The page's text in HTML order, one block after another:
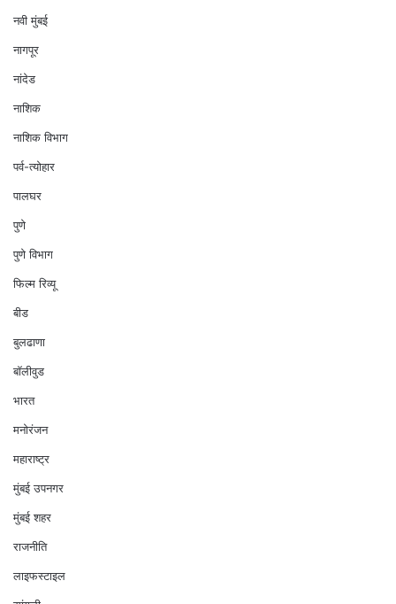
नवी मुंबई
नागपूर
नांदेड
नाशिक
नाशिक विभाग
पर्व-त्योहार
पालघर
पुणे
पुणे विभाग
फिल्म रिव्यू
बीड
बुलढाणा
बॉलीवुड
भारत
मनोरंजन
महाराष्ट्र
मुंबई उपनगर
मुंबई शहर
राजनीति
लाइफस्टाइल